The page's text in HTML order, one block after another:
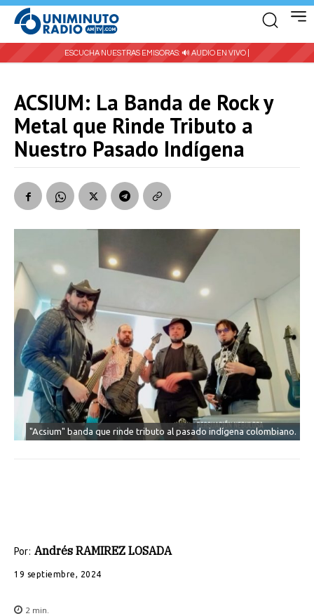
ESCUCHA NUESTRAS EMISORAS: 🔊 AUDIO EN VIVO |
ACSIUM: La Banda de Rock y
Metal que Rinde Tributo a
Nuestro Pasado Indígena
"Acsium" banda que rinde tributo al pasado indígena colombiano.
Por: Andrés RAMIREZ LOSADA
19 septiembre, 2024
2 min.